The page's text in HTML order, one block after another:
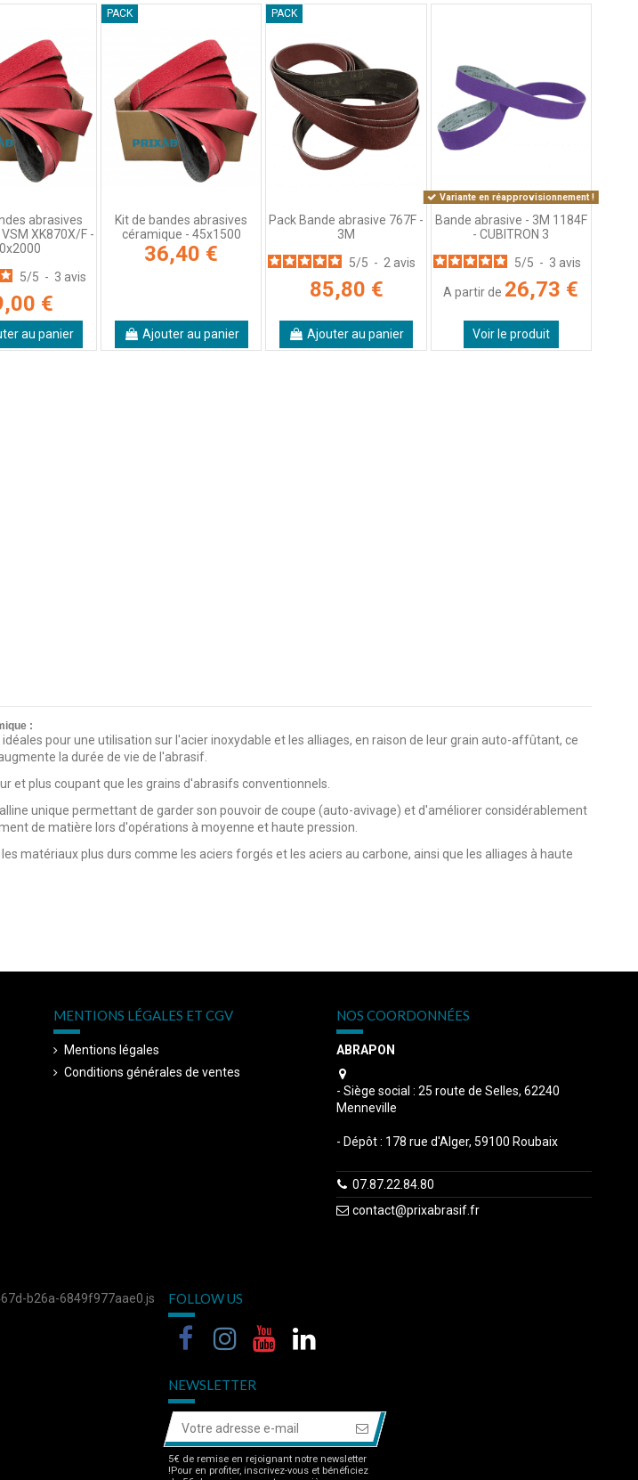
abrasives
XK870X/F -
5/5 - 3 avis
€
au panier
PACK
Kit de bandes abrasives
céramique - 45x1500
36,40 €
Ajouter au panier
PACK
Pack Bande abrasive 767F -
3M
5/5 - 2 avis
85,80 €
Ajouter au panier
Variante en réapprovisionnement !
Bande abrasive - 3M 1184F
- CUBITRON 3
5/5 - 3 avis
A partir de 26,73 €
Voir le produit
:
idéales pour une utilisation sur l'acier inoxydable et les alliages, en raison de leur grain auto-affûtant, ce
la durée de vie de l'abrasif.
et plus coupant que les grains d'abrasifs conventionnels.
unique permettant de garder son pouvoir de coupe (auto-avivage) et d'améliorer considérablement
de matière lors d'opérations à moyenne et haute pression.
matériaux plus durs comme les aciers forgés et les aciers au carbone, ainsi que les alliages à haute
MENTIONS LÉGALES ET CGV
Mentions légales
Conditions générales de ventes
NOS COORDONNÉES
ABRAPON
- Siège social : 25 route de Selles, 62240
Menneville
- Dépôt : 178 rue d'Alger, 59100 Roubaix
07.87.22.84.80
contact@prixabrasif.fr
b26a-6849f977aae0.js FOLLOW US
NEWSLETTER
5€ de remise en rejoignant notre newsletter
!Pour en profiter, inscrivez-vous et bénéficiez